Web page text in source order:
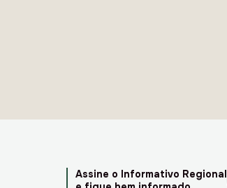
Assine o Informativo Regional